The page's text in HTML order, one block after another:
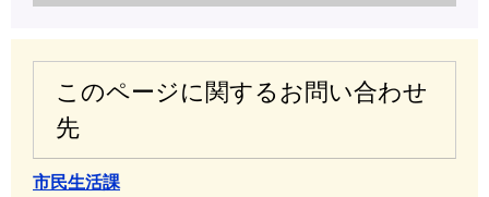
このページに関するお問い合わせ
先
市民生活課